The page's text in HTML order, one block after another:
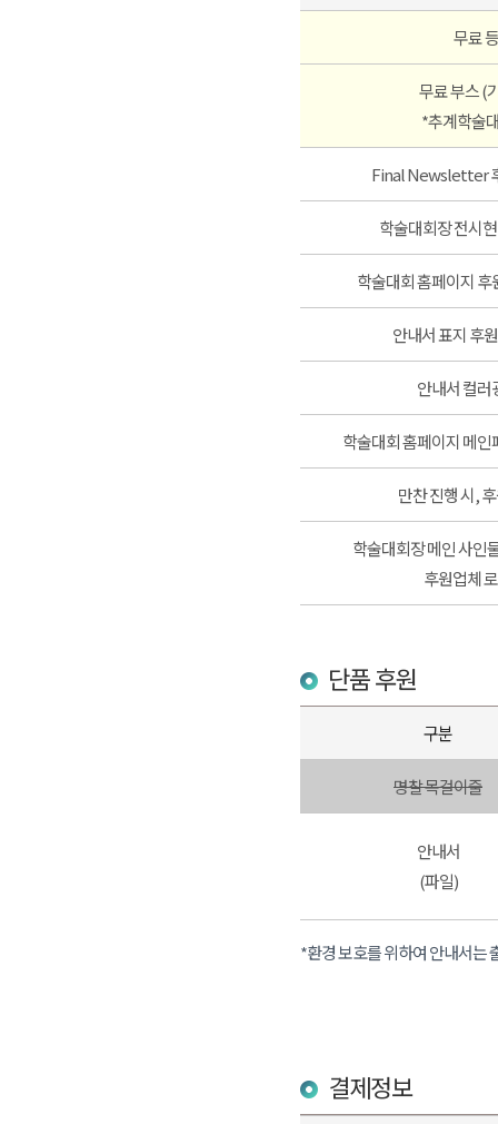
무료
무료 부스 (
*추계학술
Final Newsletter
학술대회장 전시
학술대회 홈페이지 후
안내서 표지 후
안내서 컬러
학술대회 홈페이지 메
만찬 진행 시,
학술대회장 메인 사
후원업체
단품 후원
구분
명찰 목걸이줄
안내서
(파일)
*환경 보호를 위하여 안내서는
결제정보